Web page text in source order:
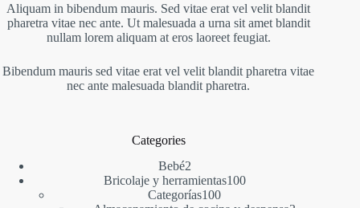
Aliquam in bibendum mauris. Sed vitae erat vel velit blandit
pharetra vitae nec ante. Ut malesuada a urna sit amet blandit
nullam lorem aliquam at eros laoreet feugiat.
Bibendum mauris sed vitae erat vel velit blandit pharetra vitae
nec ante malesuada blandit pharetra.
Categories
Bebé22
productos
Bricolaje y herramientas100100
Categorías100100